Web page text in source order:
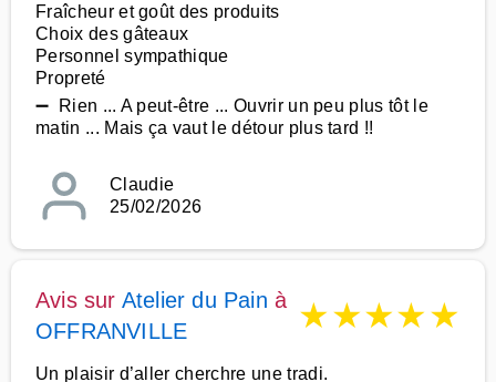
Fraîcheur et goût des produits
Choix des gâteaux
Personnel sympathique
Propreté
➖ Rien ... A peut-être ... Ouvrir un peu plus tôt le
matin ... Mais ça vaut le détour plus tard !!
Claudie
25/02/2026
Avis sur Atelier du Pain à
OFFRANVILLE
★★★★★
Un plaisir d’aller cherchre une tradi.